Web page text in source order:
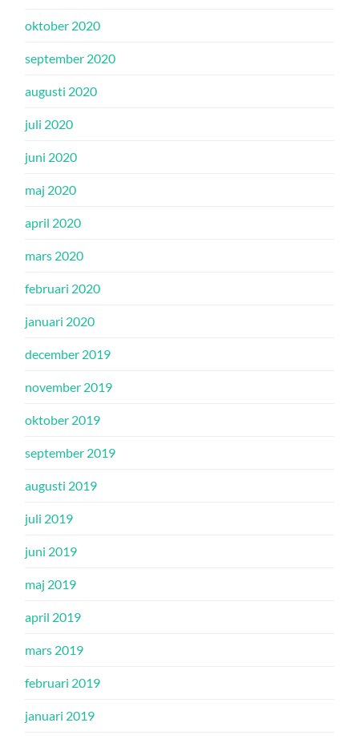
oktober 2020
september 2020
augusti 2020
juli 2020
juni 2020
maj 2020
april 2020
mars 2020
februari 2020
januari 2020
december 2019
november 2019
oktober 2019
september 2019
augusti 2019
juli 2019
juni 2019
maj 2019
april 2019
mars 2019
februari 2019
januari 2019